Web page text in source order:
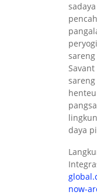
daya
now-